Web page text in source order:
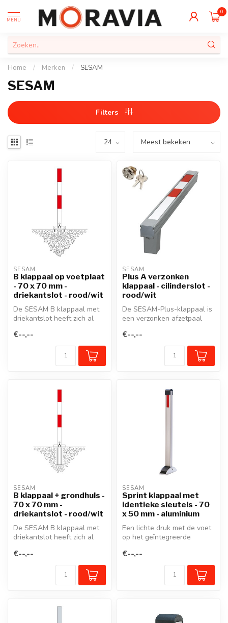
MENU
0
Home / Merken / SESAM
SESAM
Filters
SESAM
B klappaal op voetplaat
- 70 x 70 mm -
driekantslot - rood/wit
De SESAM B klappaal met
driekantslot heeft zich al
voor he...
€--,--
SESAM
Plus A verzonken
klappaal - cilinderslot -
rood/wit
De SESAM-Plus-klappaal is
een verzonken afzetpaal
volle...
€--,--
SESAM
B klappaal + grondhuls -
70 x 70 mm -
driekantslot - rood/wit
De SESAM B klappaal met
driekantslot heeft zich al
voor he...
€--,--
SESAM
Sprint klappaal met
identieke sleutels - 70
x 50 mm - aluminium
Een lichte druk met de voet
op het geïntegreerde
rec...
€--,--